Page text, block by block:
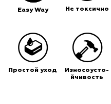
Easy Way Не токсично
Простой уход
Износоусто-
йчивость